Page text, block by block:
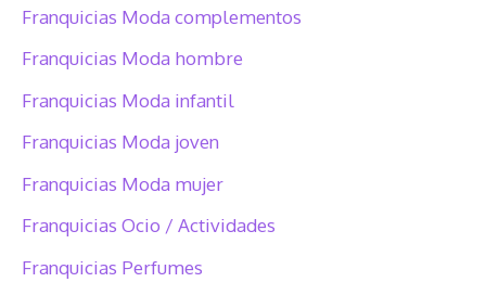
Franquicias Moda complementos
Franquicias Moda hombre
Franquicias Moda infantil
Franquicias Moda joven
Franquicias Moda mujer
Franquicias Ocio / Actividades
Franquicias Perfumes